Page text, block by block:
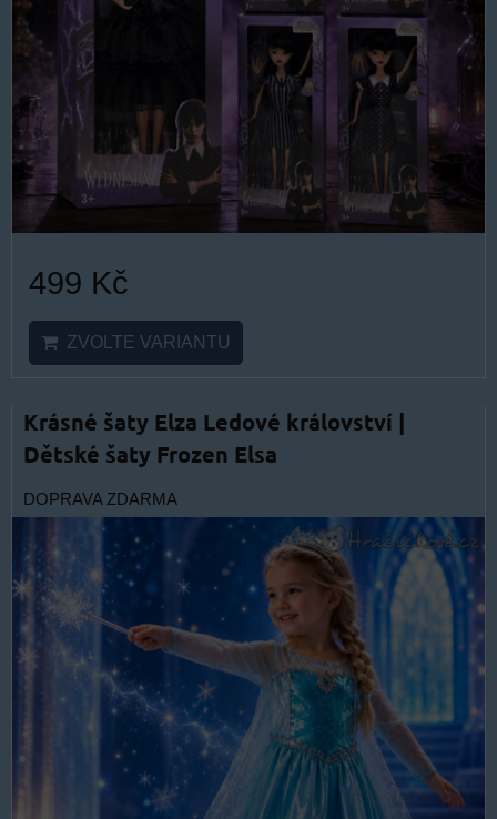
499 Kč
ZVOLTE VARIANTU
Krásné šaty Elza Ledové království |
Dětské šaty Frozen Elsa
DOPRAVA ZDARMA